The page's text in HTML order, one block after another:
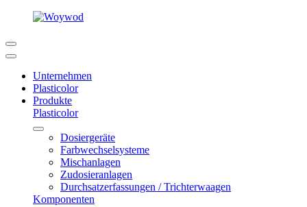
Unternehmen
Plasticolor
Produkte
Plasticolor
Dosiergeräte
Farbwechselsysteme
Mischanlagen
Zudosieranlagen
Durchsatzerfassungen / Trichterwaagen
Komponenten